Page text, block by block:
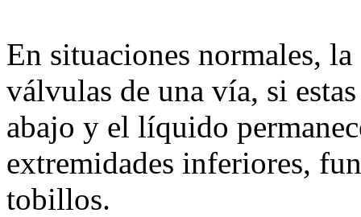
En situaciones normales,
válvulas de una vía, si
abajo y el líquido
extremidades inferiores,
tobillos.